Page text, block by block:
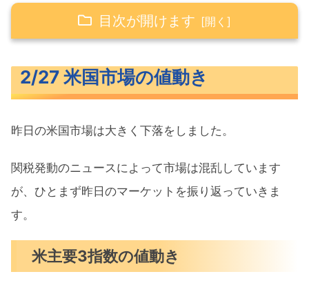
目次が開けます
米主要3指数の値動き
S&P500ヒートマップ
セクター別パフォーマンス
S&P500チャート分析
トランプ大統領カナダ、メキシコ3月4
日に関税発動
2/27 米国市場の値動き
昨日の米国市場は大きく下落をしました。
関税発動のニュースによって市場は混乱しています
が、ひとまず昨日のマーケットを振り返っていきま
す。
米主要3指数の値動き